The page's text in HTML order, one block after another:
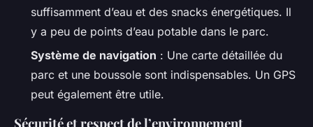
suffisamment d’eau et des snacks énergétiques. Il
y a peu de points d’eau potable dans le parc.
Système de navigation : Une carte détaillée du
parc et une boussole sont indispensables. Un GPS
peut également être utile.
Sécurité et respect de l’environnement